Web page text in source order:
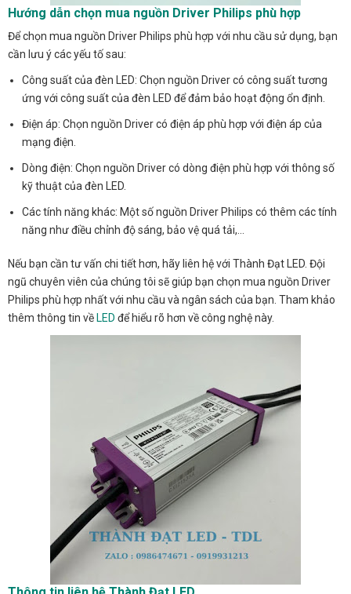
Hướng dẫn chọn mua nguồn Driver Philips phù hợp
Để chọn mua nguồn Driver Philips phù hợp với nhu cầu sử dụng, bạn
cần lưu ý các yếu tố sau:
Công suất của đèn LED: Chọn nguồn Driver có công suất tương
ứng với công suất của đèn LED để đảm bảo hoạt động ổn định.
Điện áp: Chọn nguồn Driver có điện áp phù hợp với điện áp của
mạng điện.
Dòng điện: Chọn nguồn Driver có dòng điện phù hợp với thông số
kỹ thuật của đèn LED.
Các tính năng khác: Một số nguồn Driver Philips có thêm các tính
năng như điều chỉnh độ sáng, bảo vệ quá tải,…
Nếu bạn cần tư vấn chi tiết hơn, hãy liên hệ với Thành Đạt LED. Đội
ngũ chuyên viên của chúng tôi sẽ giúp bạn chọn mua nguồn Driver
Philips phù hợp nhất với nhu cầu và ngân sách của bạn. Tham khảo
thêm thông tin về LED để hiểu rõ hơn về công nghệ này.